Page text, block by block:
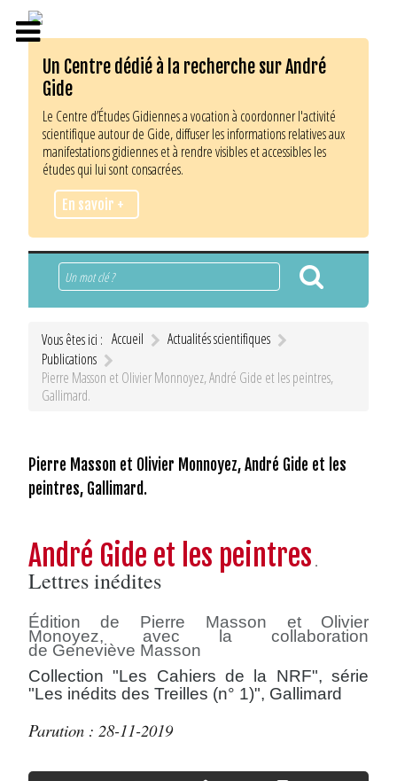
Un Centre dédié à la recherche sur André
Gide
Le Centre d’Études Gidiennes a vocation à coordonner l'activité
scientifique autour de Gide, diffuser les informations relatives aux
manifestations gidiennes et à rendre visibles et accessibles les
études qui lui sont consacrées.
En savoir +
Rechercher
Vous êtes ici : Accueil
Actualités scientifiques
Publications
Pierre Masson et Olivier Monnoyez, André Gide et les peintres,
Gallimard.
Pierre Masson et Olivier Monnoyez, André Gide et les
peintres, Gallimard.
André Gide et les peintres .
Lettres inédites
Édition de Pierre Masson et Olivier
Monoyez, avec la collaboration
de Geneviève Masson
Collection "Les Cahiers de la NRF", série
"Les inédits des Treilles (n° 1)", Gallimard
Parution : 28-11-2019